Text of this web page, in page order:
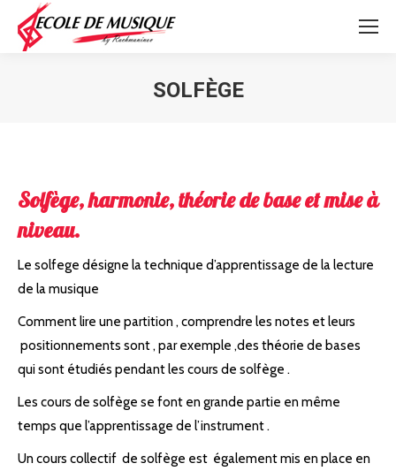
SOLFÈGE
Solfège, harmonie, théorie de base et mise à
niveau.
Le solfege désigne la technique d’apprentissage de la lecture
de la musique
Comment lire une partition , comprendre les notes et leurs
positionnements sont , par exemple ,des théorie de bases
qui sont étudiés pendant les cours de solfège .
Les cours de solfège se font en grande partie en même
temps que l’apprentissage de l’instrument .
Un cours collectif de solfège est également mis en place en